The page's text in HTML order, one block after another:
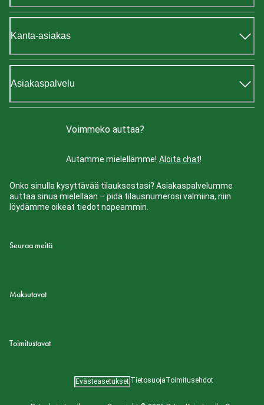
Kanta-asiakas
Asiakaspalvelu
Voimmeko auttaa?
Autamme mielellämme! Aloita chat!
Onko sinulla kysyttävää tilauksestasi? Asiakaspalvelumme
auttaa sinua mielellään – pidä tilausnumerosi valmiina, niin
löydämme oikeat tiedot nopeammin.
Seuraa meitä
Maksutavat
Toimitustavat
Evästeasetukset TietosuojaToimitusehdot